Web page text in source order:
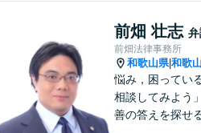
前畑 壮志
前畑法律事務所
和歌山県|和歌
悩み，困ってい
相談してみよう
善の答えを探せ